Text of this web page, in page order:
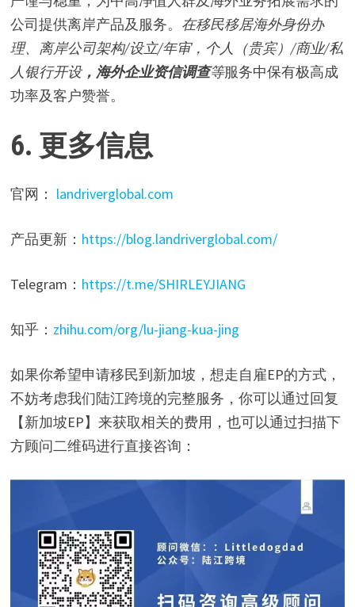
公司提供离岸产品及服务。 在移民移居海外身份办
理、离岸公司架构/设立/年审，个人（贵宾）/商业/私
人银行开设，海外企业资信调查等服务中保有极高成
功率及客户赞誉。
6. 更多信息
官网： landriverglobal.com
产品更新： https://blog.landriverglobal.com/
Telegram： https://t.me/SHIRLEYJIANG
知乎： zhihu.com/org/lu-jiang-kua-jing
如果你希望申请移民到新加坡，想走自雇EP的方式，
不妨考虑我们陆江跨境的完整服务，你可以通过回复
【新加坡EP】来获取相关的费用，也可以通过扫描下
方顾问二维码进行直接咨询：